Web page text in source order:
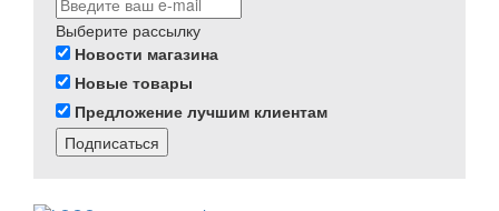
Выберите рассылку
Новости магазина
Новые товары
Предложение лучшим клиентам
Подписаться